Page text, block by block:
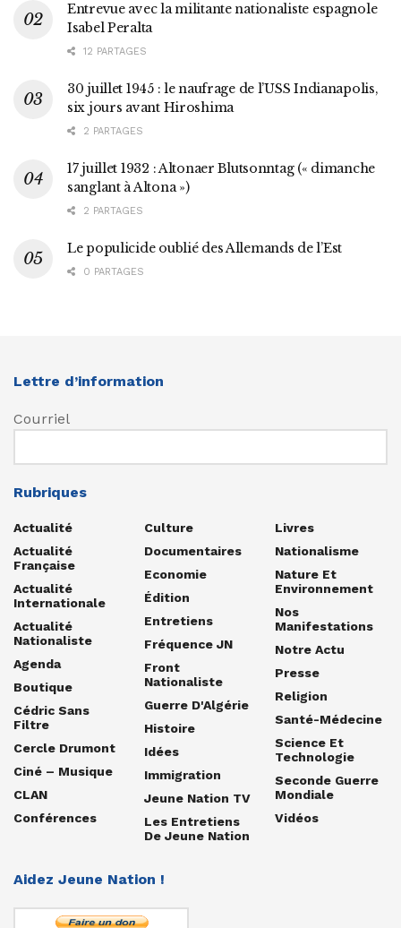
Entrevue avec la militante nationaliste espagnole
Isabel Peralta
12 PARTAGES
30 juillet 1945 : le naufrage de l’USS Indianapolis,
six jours avant Hiroshima
2 PARTAGES
17 juillet 1932 : Altonaer Blutsonntag (« dimanche
sanglant à Altona »)
2 PARTAGES
Le populicide oublié des Allemands de l’Est
0 PARTAGES
Lettre d’information
Courriel
Rubriques
Actualité
Actualité
Française
Actualité
Internationale
Actualité
Nationaliste
Agenda
Boutique
Cédric Sans
Filtre
Cercle Drumont
Ciné – Musique
CLAN
Conférences
Culture
Documentaires
Economie
Édition
Entretiens
Fréquence JN
Front
Nationaliste
Guerre D'Algérie
Histoire
Idées
Immigration
Jeune Nation TV
Les Entretiens
De Jeune Nation
Livres
Nationalisme
Nature Et
Environnement
Nos
Manifestations
Notre Actu
Presse
Religion
Santé-Médecine
Science Et
Technologie
Seconde Guerre
Mondiale
Vidéos
Aidez Jeune Nation !